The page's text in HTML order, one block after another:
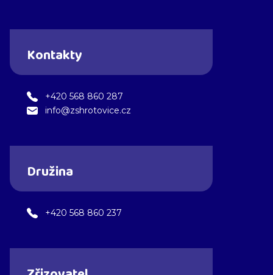
Kontakty
+420 568 860 287
info@zshrotovice.cz
Družina
+420 568 860 237